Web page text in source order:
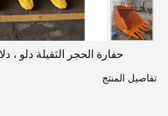
حفارة الحجر الثقيلة دلو ،
تفاصيل المنتج